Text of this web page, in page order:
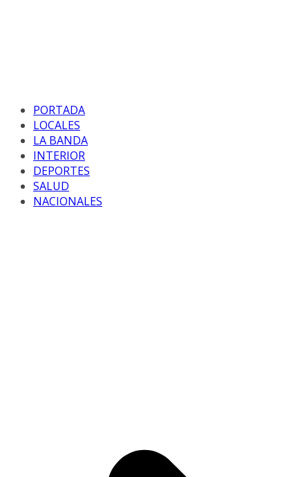
PORTADA
LOCALES
LA BANDA
INTERIOR
DEPORTES
SALUD
NACIONALES